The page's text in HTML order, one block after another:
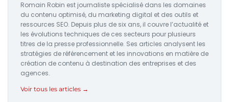
Romain Robin est journaliste spécialisé dans les domaines
du contenu optimisé, du marketing digital et des outils et
ressources SEO. Depuis plus de six ans, il couvre l’actualité et
les évolutions techniques de ces secteurs pour plusieurs
titres de la presse professionnelle. Ses articles analysent les
stratégies de référencement et les innovations en matière de
création de contenu à destination des entreprises et des
agences.
Voir tous les articles →